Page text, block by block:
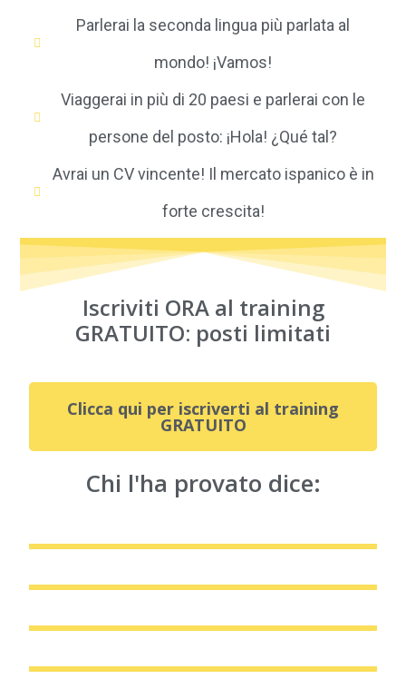
Parlerai la seconda lingua più parlata al
mondo! ¡Vamos!
Viaggerai in più di 20 paesi e parlerai con le
persone del posto: ¡Hola! ¿Qué tal?
Avrai un CV vincente! Il mercato ispanico è in
forte crescita!
Iscriviti ORA al training
GRATUITO: posti limitati
Clicca qui per iscriverti al training
GRATUITO
Chi l'ha provato dice: